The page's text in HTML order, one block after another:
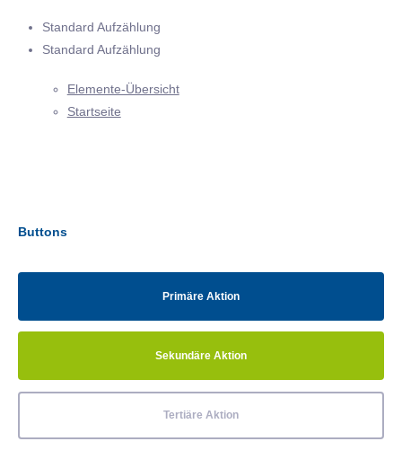
Standard Aufzählung
Standard Aufzählung
Elemente-Übersicht
Startseite
Buttons
Primäre Aktion
Sekundäre Aktion
Tertiäre Aktion